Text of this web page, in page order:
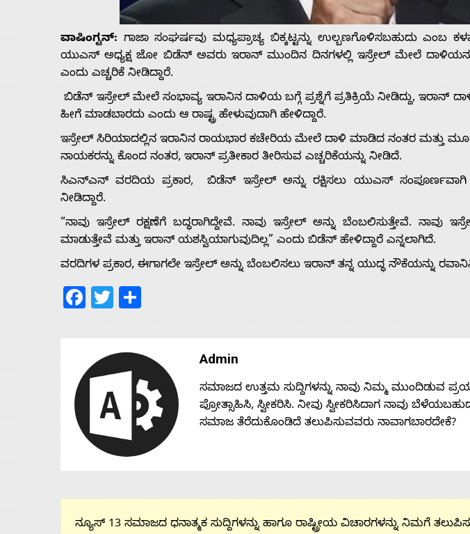
Advertise
Contact
ವಾಷಿಂಗ್ಟನ್‌: ಗಾಜಾ ಸಂಘರ್ಷವು ಮಧ್ಯಪ್ರಾಚ್ಯ ಬಿಕ್ಕಟ್ಟನ್ನು ಉಲ್ಬಣಗೊಳಿಸಬಹುದು ಎಂಬ
ಯುಎಸ್ ಅಧ್ಯಕ್ಷ ಜೋ ಬಿಡೆನ್ ಅವರು ಇರಾನ್ ಮುಂದಿನ ದಿನಗಳಲ್ಲಿ ಇಸ್ರೇಲ್ ಮೇಲೆ ದಾಳಿಯನ್ನು
ಎಂದು ಎಚ್ಚರಿಕೆ ನೀಡಿದ್ದಾರೆ.
ಬಿಡೆನ್ ಇಸ್ರೇಲ್ ಮೇಲೆ ಸಂಭಾವ್ಯ ಇರಾನಿನ ದಾಳಿಯ ಬಗ್ಗೆ ಪ್ರಶ್ನೆಗೆ ಪ್ರತಿಕ್ರಿಯೆ ನೀಡಿದ್ದು, ಇರಾನ್‌
ಹೀಗೆ ಮಾಡಬಾರದು ಎಂದು ಆ ರಾಷ್ಟ್ರ ಹೇಳುವುದಾಗಿ ಹೇಳಿದ್ದಾರೆ.
ಇಸ್ರೇಲ್ ಸಿರಿಯಾದಲ್ಲಿನ ಇರಾನಿನ ರಾಯಭಾರ ಕಚೇರಿಯ ಮೇಲೆ ದಾಳಿ ಮಾಡಿದ ನಂತರ ಮತ್ತು
ನಾಯಕರನ್ನು ಕೊಂದ ನಂತರ, ಇರಾನ್ ಪ್ರತೀಕಾರ ತೀರಿಸುವ ಎಚ್ಚರಿಕೆಯನ್ನು ನೀಡಿದೆ.
ಸಿಎನ್‌ಎನ್ ವರದಿಯ ಪ್ರಕಾರ, ಬಿಡೆನ್ ಇಸ್ರೇಲ್ ಅನ್ನು ರಕ್ಷಿಸಲು ಯುಎಸ್ ಸಂಪೂರ್ಣವಾಗಿ
ನೀಡಿದ್ದಾರೆ.
“ನಾವು ಇಸ್ರೇಲ್ ರಕ್ಷಣೆಗೆ ಬದ್ಧರಾಗಿದ್ದೇವೆ. ನಾವು ಇಸ್ರೇಲ್ ಅನ್ನು ಬೆಂಬಲಿಸುತ್ತೇವೆ. ನಾವು
ಮಾಡುತ್ತೇವೆ ಮತ್ತು ಇರಾನ್ ಯಶಸ್ವಿಯಾಗುವುದಿಲ್ಲ” ಎಂದು ಬಿಡೆನ್ ಹೇಳಿದ್ದಾರೆ ಎನ್ನಲಾಗಿದೆ.
ವರದಿಗಳ ಪ್ರಕಾರ, ಈಗಾಗಲೇ ಇಸ್ರೇಲ್‌ ಅನ್ನು ಬೆಂಬಲಿಸಲು ಇರಾನ್‌ ತನ್ನ ಯುದ್ಧ ನೌಕೆಯನ್ನು
Facebook
Twitter
Admin
ಸಮಾಜದ ಉತ್ತಮ ಸುದ್ದಿಗಳನ್ನು ನಾವು ನಿಮ್ಮ ಮುಂದಿಡುವ
ಪ್ರೋತ್ಸಾಹಿಸಿ, ಸ್ವೀಕರಿಸಿ. ನೀವು ಸ್ವೀಕರಿಸಿದಾಗ ನಾವು
ಸಮಾಜ ತೆರೆದುಕೊಂಡಿದೆ ತಲುಪಿಸುವವರು ನಾವಾಗಬಾರದೇಕೆ?
ನ್ಯೂಸ್ 13 ಸಮಾಜದ ಧನಾತ್ಮಕ ಸುದ್ದಿಗಳನ್ನು ಹಾಗೂ ರಾಷ್ಟ್ರೀಯ ವಿಚಾರಗಳನ್ನು ನಿಮಗೆ